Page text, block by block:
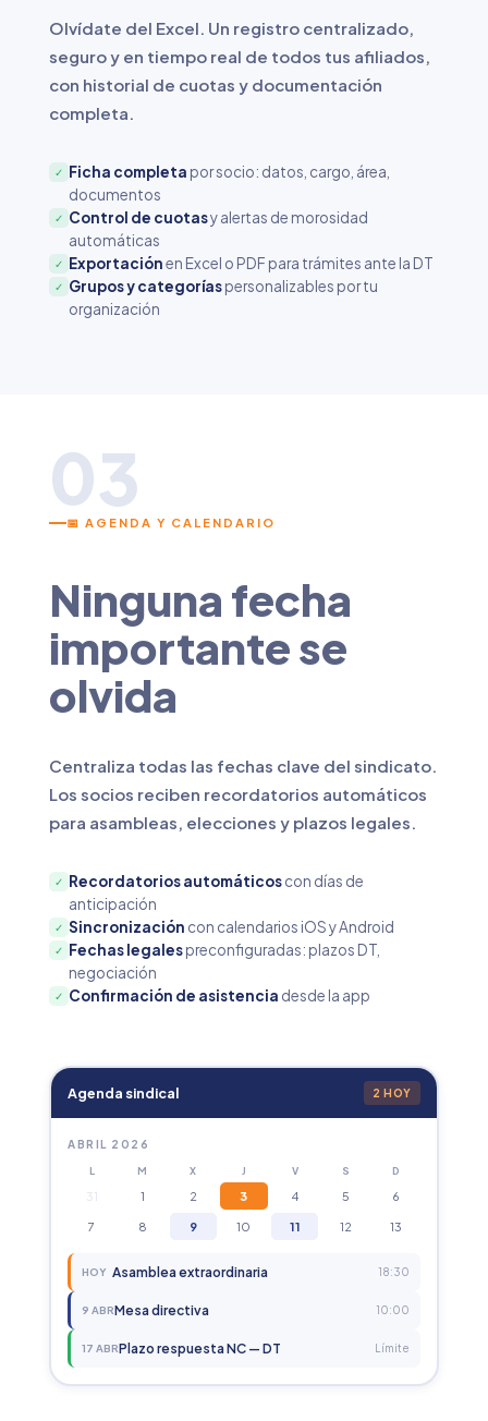
Olvídate del Excel. Un registro centralizado,
seguro y en tiempo real de todos tus afiliados,
con historial de cuotas y documentación
completa.
✓ Ficha completa por socio: datos, cargo, área,
documentos
✓ Control de cuotasy alertas de morosidad
automáticas
✓ Exportaciónen Excel o PDF para trámites ante la DT
✓ Grupos y categoríaspersonalizables por tu
organización
03
📅 AGENDA Y CALENDARIO
Ninguna fecha
importante se
olvida
Centraliza todas las fechas clave del sindicato.
Los socios reciben recordatorios automáticos
para asambleas, elecciones y plazos legales.
✓ Recordatorios automáticoscon días de
anticipación
✓ Sincronización con calendarios iOS y Android
✓ Fechas legalespreconfiguradas: plazos DT,
negociación
✓ Confirmación de asistencia desde la app
Agenda sindical 2 HOY
ABRIL 2026
L M X J V S D
31 1 2 3 4 5 6
7 8 9 10 11 12 13
HOY Asamblea extraordinaria 18:30
9 ABRMesa directiva 10:00
17 ABRPlazo respuesta NC — DT Límite